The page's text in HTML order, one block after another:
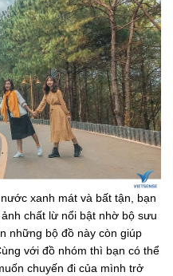
xanh mát và bất tận, bạn
chất lừ nổi bật nhờ bộ sưu
những bộ đồ này còn giúp
với đồ nhóm thì bạn có thể
chuyến đi của mình trở